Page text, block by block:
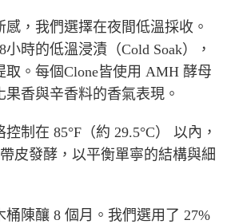
，我們選擇在夜間低溫採收。
小時的低溫浸漬（Cold Soak），
取。每個Clone皆使用 AMH 酵母
香與辛香料的香氣表現。
控制在 85°F （約 29.5°C） 以內，
皮發酵，以平衡單寧的結構與細
桶陳釀 8 個月。我們選用了 27%